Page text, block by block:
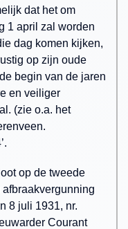
dat het om
1 april zal worden
dag komen kijken,
op zijn oude
begin van de jaren
en veiliger
(zie o.a. het
op de tweede
8 juli 1931, nr.
Courant